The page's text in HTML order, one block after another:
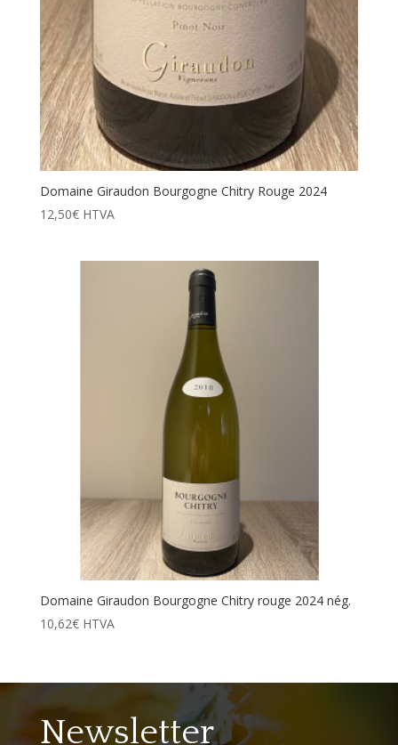
Domaine Giraudon Bourgogne Chitry Rouge 2024
12,50€ HTVA
Domaine Giraudon Bourgogne Chitry rouge 2024 nég.
10,62€ HTVA
Newsletter